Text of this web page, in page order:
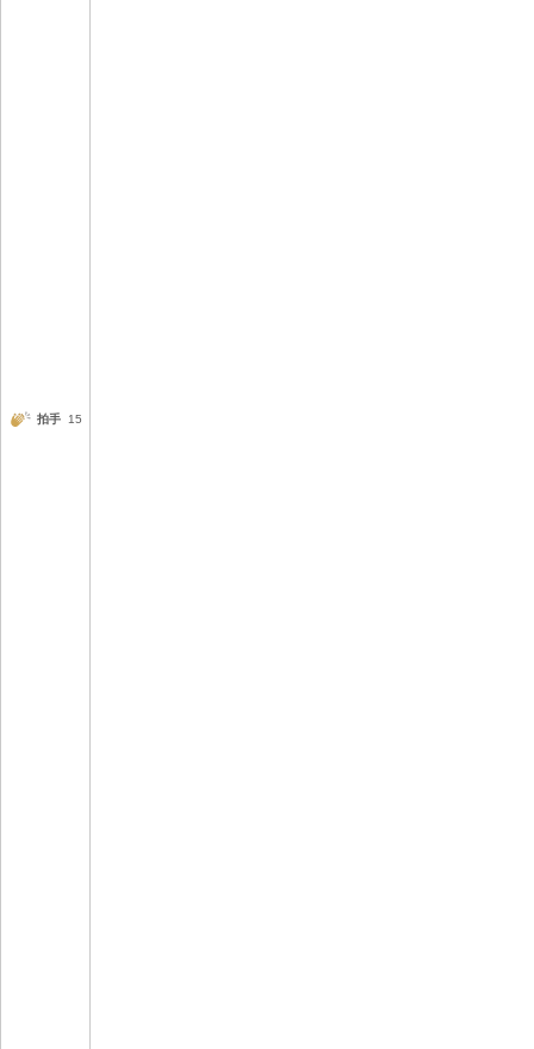
拍手 15